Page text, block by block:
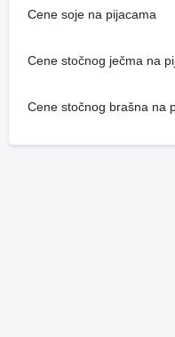
Cene soje na pijacama
Cene stočnog ječma na
Cene stočnog brašna na